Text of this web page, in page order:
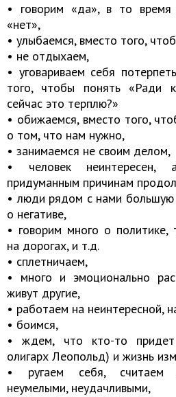
• говорим «да», в то время
«нет»,
• улыбаемся, вместо того,
• не отдыхаем,
• уговариваем себя
того, чтобы понять «Ради
сейчас это терплю?»
• обижаемся, вместо того,
о том, что нам нужно,
• занимаемся не своим делом,
• человек
придуманным причинам
• люди рядом с нами большую
о негативе,
• говорим много о
на дорогах, и т.д.
• сплетничаем,
• много и эмоционально
живут другие,
• работаем на неинтересной,
• боимся,
• ждем, что кто-то
олигарх Леопольд) и жизнь
• ругаем себя, считаем
неумелыми, неудачливыми,